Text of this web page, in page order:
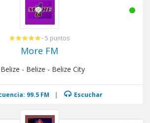
- 5 puntos
More FM
Belize - Belize - Belize City
99.5 FM | Escuchar